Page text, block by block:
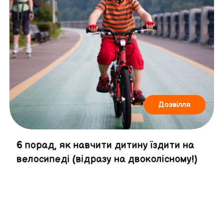
Дозвілля
6 порад, як навчити дитину їздити на
велосипеді (відразу на двоколісному!)